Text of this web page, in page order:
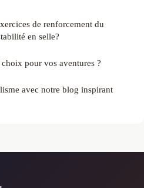
de renforcement du
en selle?
pour vos aventures ?
avec notre blog inspirant